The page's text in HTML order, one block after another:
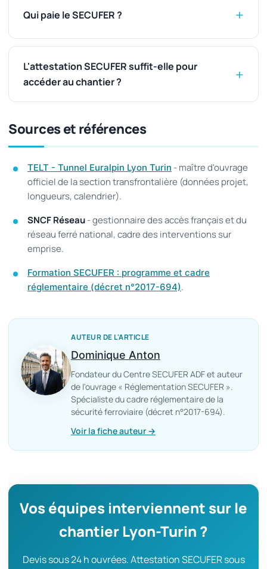
Qui paie le SECUFER ?
L'attestation SECUFER suffit-elle pour
accéder au chantier ?
Sources et références
TELT - Tunnel Euralpin Lyon Turin - maître d'ouvrage
officiel de la section transfrontalière (données projet,
longueurs, calendrier).
SNCF Réseau- gestionnaire des accès français et du
réseau ferré national, cadre des interventions sur
emprise.
Formation SECUFER : programme et cadre
réglementaire (décret n°2017-694).
AUTEUR DE L'ARTICLE
Dominique Anton
Fondateur du Centre SECUFER ADF et auteur
de l'ouvrage « Réglementation SECUFER ».
Spécialiste du cadre réglementaire de la
sécurité ferroviaire (décret n°2017-694).
Voir la fiche auteur →
Vos équipes interviennent sur le
chantier Lyon-Turin ?
Devis sous 24 h ouvrées. Attestation SECUFER sous